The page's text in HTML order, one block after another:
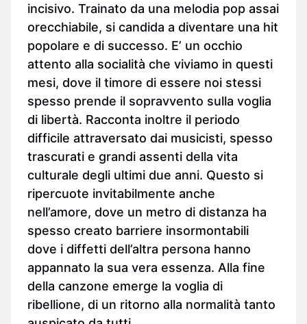
incisivo. Trainato da una melodia pop assai
orecchiabile, si candida a diventare una hit
popolare e di successo. E’ un occhio
attento alla socialità che viviamo in questi
mesi, dove il timore di essere noi stessi
spesso prende il sopravvento sulla voglia
di libertà. Racconta inoltre il periodo
difficile attraversato dai musicisti, spesso
trascurati e grandi assenti della vita
culturale degli ultimi due anni. Questo si
ripercuote invitabilmente anche
nell’amore, dove un metro di distanza ha
spesso creato barriere insormontabili
dove i diffetti dell’altra persona hanno
appannato la sua vera essenza. Alla fine
della canzone emerge la voglia di
ribellione, di un ritorno alla normalità tanto